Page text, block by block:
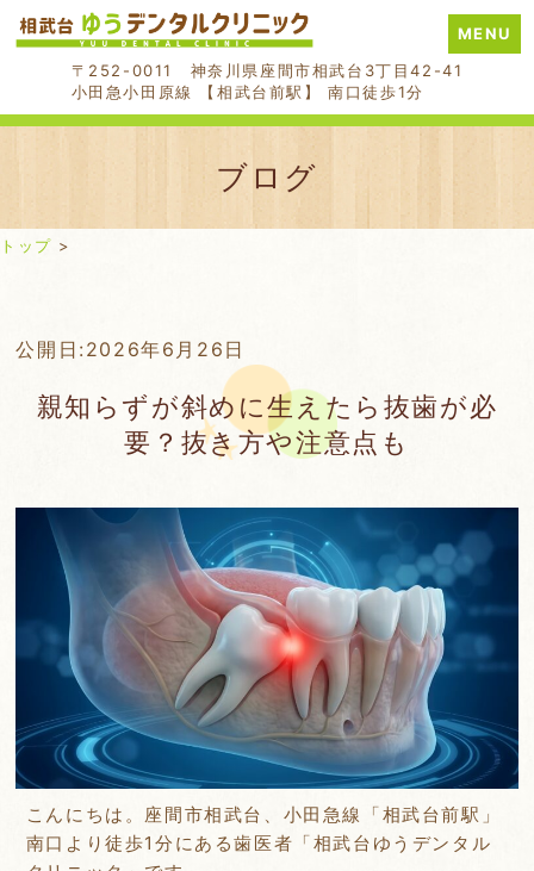
〒252-0011 神奈川県座間市相武台3丁目42-41
小田急小田原線 【相武台前駅】 南口徒歩1分
MENU
ブログ
トップ >
to
content
公開日:2026年6月26日
親知らずが斜めに生えたら抜歯が必
要？抜き方や注意点も
こんにちは。座間市相武台、小田急線「相武台前駅」
南口より徒歩1分にある歯医者「相武台ゆうデンタル